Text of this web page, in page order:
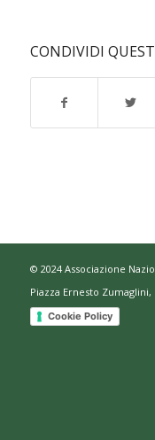
CONDIVIDI
© 2024 Associazione
Piazza Ernesto Zumaglini,
Cookie Policy